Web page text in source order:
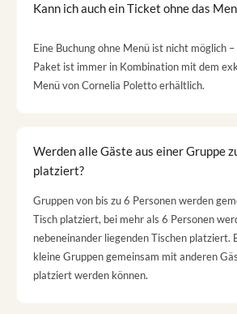
Kann ich auch ein Ticket ohne das
Eine Buchung ohne Menü ist nicht möglich
Paket ist immer in Kombination mit dem
Menü von Cornelia Poletto erhältlich.
Werden alle Gäste aus einer Gruppe
platziert?
Gruppen von bis zu 6 Personen werden
Tisch platziert, bei mehr als 6 Personen
nebeneinander liegenden Tischen platziert.
kleine Gruppen gemeinsam mit anderen
platziert werden können.